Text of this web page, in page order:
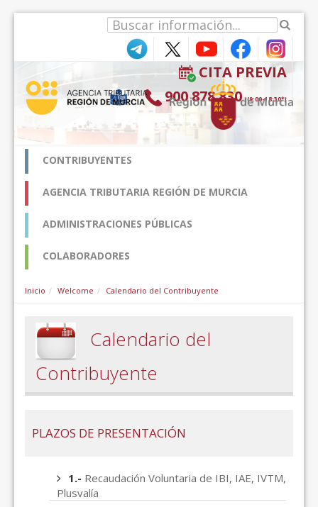
CITA PREVIA
900 878 830 (9:00-18:30*)
CONTRIBUYENTES
AGENCIA TRIBUTARIA REGIÓN DE MURCIA
ADMINISTRACIONES PÚBLICAS
COLABORADORES
Inicio Welcome Calendario del Contribuyente
Calendario del
Contribuyente
PLAZOS DE PRESENTACIÓN
1.- Recaudación Voluntaria de IBI, IAE, IVTM,
Plusvalía